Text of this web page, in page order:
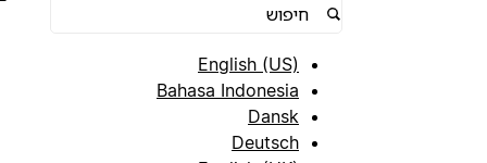
English (US)
Bahasa Indonesia
Dansk
Deutsch